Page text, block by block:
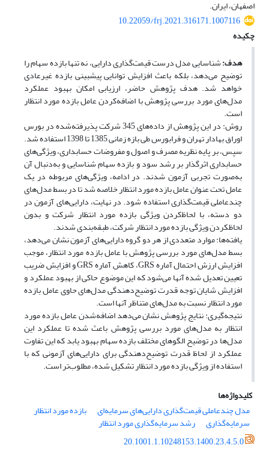
اصفهان، ایران.
10.22059/frj.2021.316171.1007116
چکیده
هدف:شناسایی مدل درست قیمت‌گذاری دارایی، نه تنها بازده سهام را
توضیح می‌دهد، بلکه باعث افزایش توانایی پیش‎بینی بازده غیرعادی
خواهد شد. هدف پژوهش حاضر، ارزیابی امکان بهبود عملکرد
مدل‌های مورد بررسی پژوهش با اضافه‌کردن عامل بازده مورد انتظار
است.
روش: در این پژوهش از داده‌های 345 شرکت پذیرفته‌شده در بورس
اوراق بهادار تهران و فرابورس طی بازه زمانی 1385 تا 1398 استفاده شد.
سپس، بر پایه نظریه مصرف و اصول و مفروضات حسابداری، ویژگی‌های
حسابداری اثرگذار بر رشد سود و بازده سهام شناسایی و به‌دنبال آن
به‌صورت تجربی آزمون شدند. در ادامه، ویژگی‌های مربوطه در یک
عامل تحت عنوان عامل بازده مورد انتظار خلاصه شد تا در بسط مدل‌های
چندعاملی قیمت‌گذاری استفاده شود. در نهایت، دارایی‌های آزمون در
دو دسته، با لحاظ‌کردن ویژگی بازده مورد انتظار شرکت و بدون
لحاظکردن ویژگی بازده مورد انتظار شرکت، طبقه‌بندی شدند.
یافته‌ها: موارد متعددی از هر دو گروه دارایی‌های آزمون نشان می‌دهد،
بسط مدل‌های مورد بررسی پژوهش با عامل بازده مورد انتظار، موجب
افزایش ارزش احتمال آماره GRS، کاهش آماره GRS و افزایش ضریب
تعیین تعدیل شده آنها می‌شود که این موضوع حاکی از بهبود عملکرد و
افزایش شایان توجه قدرت توضیح‌دهندگی مدل‌های حاوی عامل بازده
مورد انتظار نسبت به مدل‌های متناظر آنها است.
نتیجه‌گیری: نتایج پژوهش نشان می‌دهد اضافه‌شدن عامل بازده مورد
انتظار به مدل‌های مورد بررسی پژوهش باعث شده تا عملکرد این
مدل‌ها در توضیح الگوهای مختلف بازده سهام بهبود یابد که این تفاوت
عملکرد از لحاظ قدرت توضیح‌دهندگی برای دارایی‌های آزمونی که با
استفاده از ویژگی بازده مورد انتظار تشکیل شده، مطلوب‌تر است.
کلیدواژه‌ها
مدل چندعاملی قیمت‌گذاری دارایی‌های سرمایه‌ای
بازده مورد انتظار
سرمایه‌گذاری
رشد سرمایه‌گذاری مورد انتظار
20.1001.1.10248153.1400.23.4.5.0